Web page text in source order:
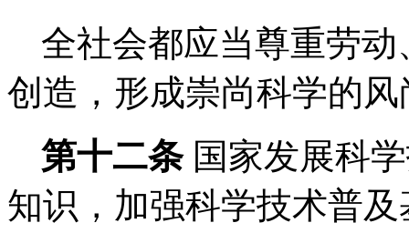
全社会都应当尊重劳
创造，形成崇尚科学的风
第十二条 国家发展科
知识，加强科学技术普